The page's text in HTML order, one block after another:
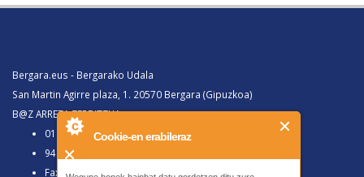
Cookie-en erabileraz
Bergara.eus - Bergarako Udala
San Martin Agirre plaza, 1. 20570 Bergara (Gipuzkoa)
B@Z ARRETA ZERBITZUA:
010, Bergaratik deituz gero
943 77 91 00, Bergaraz kanpotik deituz gero
Faxa 943 77 91 63